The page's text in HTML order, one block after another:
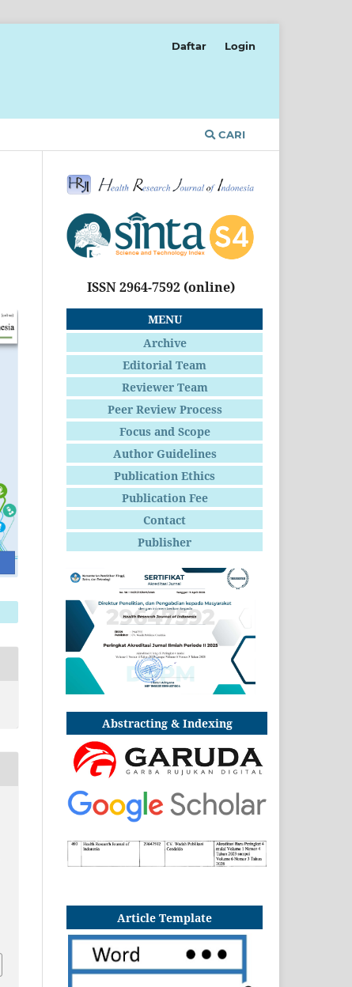
CARI
Daftar Login
ISSN 2964-7592(online)
MENU
Archive
Editorial Team
Reviewer Team
Peer Review Process
Focus and Scope
Author Guidelines
Publication Ethics
Publication Fee
Contact
Publisher
Abstracting & Indexing
Article Template